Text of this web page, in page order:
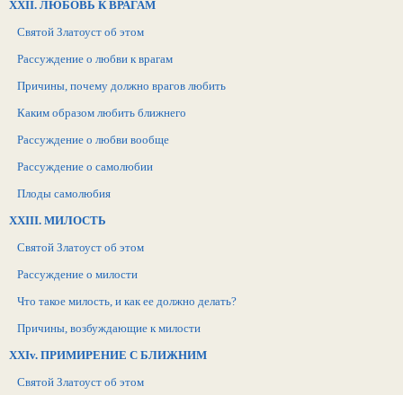
XXII. ЛЮБОВЬ К ВРАГАМ
Святой Златоуст об этом
Рассуждение о любви к врагам
Причины, почему должно врагов любить
Каким образом любить ближнего
Рассуждение о любви вообще
Рассуждение о самолюбии
Плоды самолюбия
XXIII. МИЛОСТЬ
Святой Златоуст об этом
Рассуждение о милости
Что такое милость, и как ее должно делать?
Причины, возбуждающие к милости
XXIv. ПРИМИРЕНИЕ С БЛИЖНИМ
Святой Златоуст об этом